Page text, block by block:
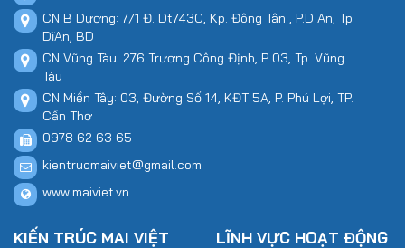
CN B Dương: 7/1 Đ. Dt743C, Kp. Đông Tân , P.D An, Tp
DĩAn, BD
CN Vũng Tàu: 276 Trương Công Định, P 03, Tp. Vũng
Tàu
CN Miền Tây: 03, Đường Số 14, KĐT 5A, P. Phú Lợi, TP.
Cần Thơ
0978 62 63 65
kientrucmaiviet@gmail.com
www.maiviet.vn
KIẾN TRÚC MAI VIỆT LĨNH VỰC HOẠT ĐỘNG